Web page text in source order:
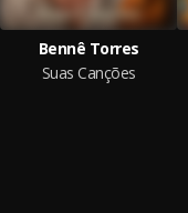
Bennê Torres
Suas Canções